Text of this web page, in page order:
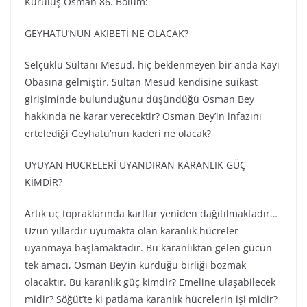
GEYHATU’NUN AKIBETİ NE OLACAK?
Selçuklu Sultanı Mesud, hiç beklenmeyen bir anda Kayı
Obasına gelmiştir. Sultan Mesud kendisine suikast
girişiminde bulunduğunu düşündüğü Osman Bey
hakkında ne karar verecektir? Osman Bey’in infazını
ertelediği Geyhatu’nun kaderi ne olacak?
UYUYAN HÜCRELERİ UYANDIRAN KARANLIK GÜÇ
KİMDİR?
Artık uç topraklarında kartlar yeniden dağıtılmaktadır…
Uzun yıllardır uyumakta olan karanlık hücreler
uyanmaya başlamaktadır. Bu karanlıktan gelen gücün
tek amacı, Osman Bey’in kurduğu birliği bozmak
olacaktır. Bu karanlık güç kimdir? Emeline ulaşabilecek
midir? Söğüt’te ki patlama karanlık hücrelerin işi midir?